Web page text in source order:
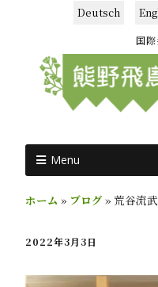
Deutsch
国
Menu
ホーム » ブログ » 荒谷流
2022年3月3日